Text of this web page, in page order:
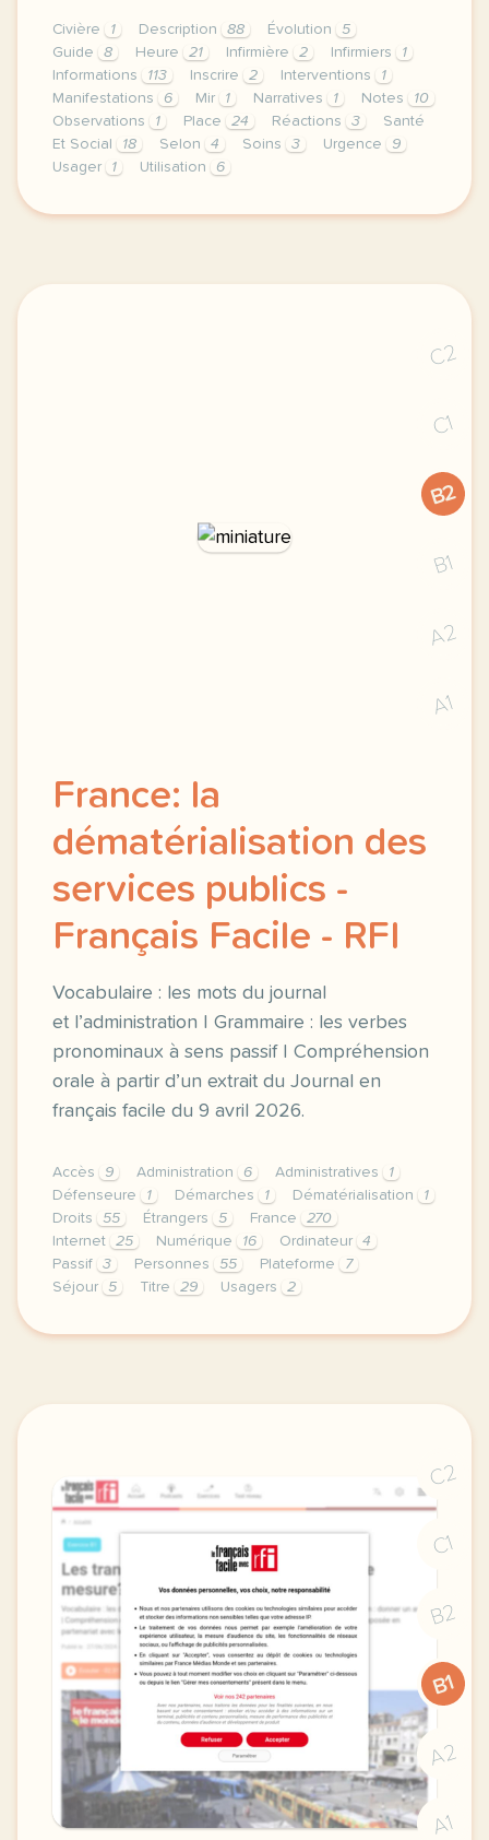
Civière 1 Description 88 Évolution
5
Guide
8 Heure 21 Infirmière 2 Infirmiers
1
Informations
113 Inscrire 2 Interventions
1
Manifestations
6 Mir 1 Narratives 1 Notes
10
Observations
1 Place 24 Réactions 3
Santé
Et Social
18 Selon 4 Soins 3 Urgence
9
Usager
1 Utilisation 6
theme sante et social duree 150 minutes 2 h 30
C2
C1
B2
B1
A2
A1
France: la
dématérialisation des
services publics -
Français Facile - RFI
Vocabulaire : les mots du journal
et l’administration | Grammaire : les verbes
pronominaux à sens passif | Compréhension
orale à partir d’un extrait du Journal en
français facile du 9 avril 2026.
Accès 9 Administration 6 Administratives
1
Défenseure
1 Démarches 1 Dématérialisation
1
Droits
55 Étrangers 5 France
270
Internet
25 Numérique 16 Ordinateur
4
Passif
3 Personnes 55 Plateforme
7
Séjour
5 Titre 29 Usagers 2
exercice b2 france la dematerialisation des
C2
C1
B2
B1
A2
A1